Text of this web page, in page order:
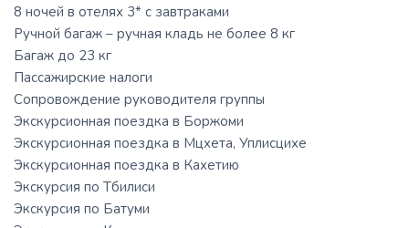
8 ночей в отелях 3* с завтраками
Ручной багаж – ручная кладь не более 8 кг
Багаж до 23 кг
Пассажирские налоги
Сопровождение руководителя группы
Экскурсионная поездка в Боржоми
Экскурсионная поездка в Мцхета, Уплисцихе
Экскурсионная поездка в Кахетию
Экскурсия по Тбилиси
Экскурсия по Батуми